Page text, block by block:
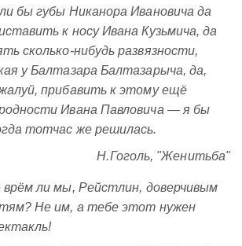
бы губы Никанора Ивановича да
к носу Ивана Кузьмича, да
сколько-нибудь развязности,
у Балтазара Балтазарыча, да,
прибавить к этому ещё
Ивана Павловича — я бы
тотчас же решилась.
Н.Гоголь, "Женитьба"
врём ли мы, Рейстлин, доверчивым
Не им, а тебе этот нужен